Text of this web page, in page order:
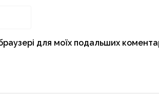
для моїх подальших